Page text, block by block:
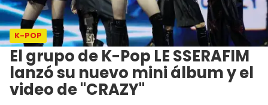
K-POP
El grupo de K-Pop LE SSERAFIM
lanzó su nuevo mini álbum y el
video de "CRAZY"